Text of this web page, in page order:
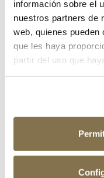
información sobre el
nuestros partners de
web, quienes pueden
que les haya
partir del uso que
¿Has olvidado tu